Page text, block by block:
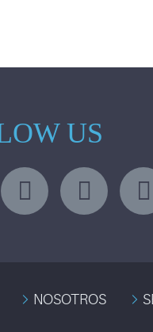
US
NOSOTROS